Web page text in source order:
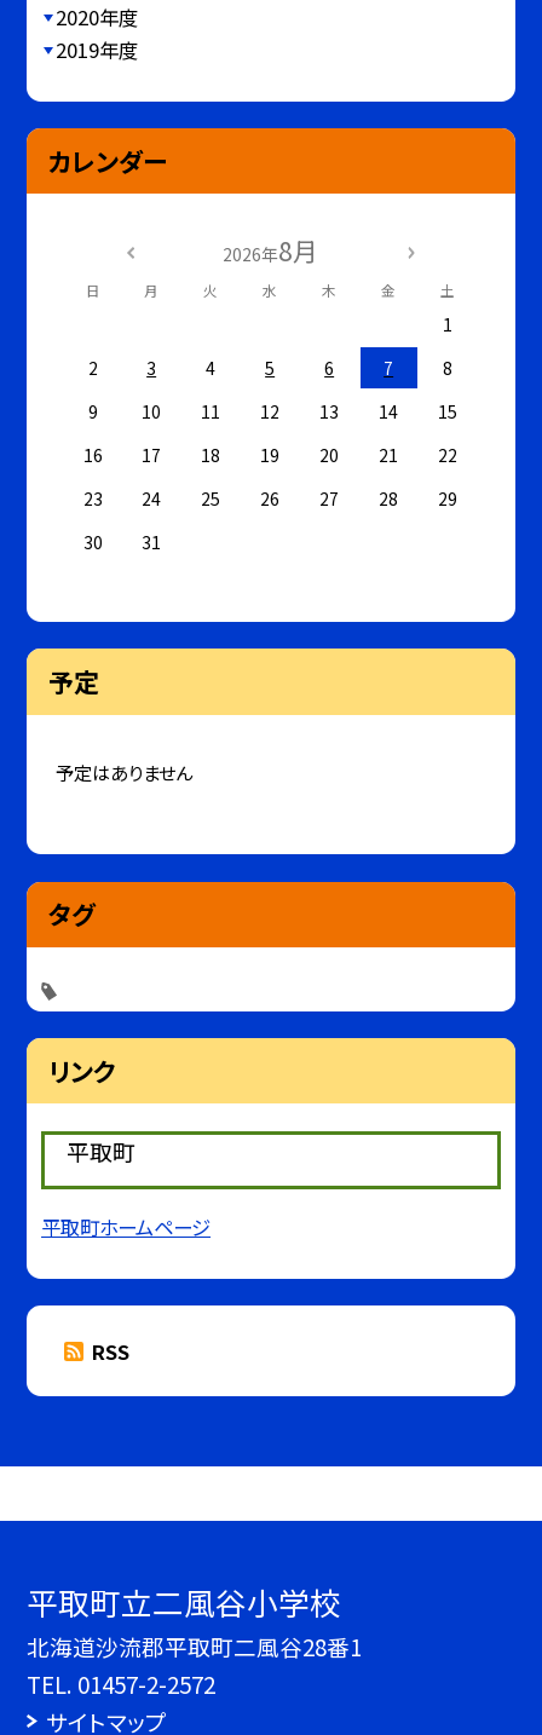
2020年度
2019年度
カレンダー
2026年8月
日 月 火 水 木 金 土
1
2
3 4 5 6 7
8
9
10 11 12 13 14
15
16
17 18 19 20 21
22
23
24 25 26 27 28
29
30
31
予定
予定はありません
タグ
リンク
平取町
平取町ホームページ
RSS
平取町立二風谷小学校
北海道沙流郡平取町二風谷28番1
TEL. 01457-2-2572
サイトマップ